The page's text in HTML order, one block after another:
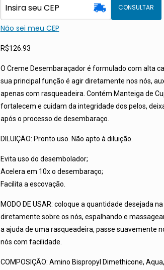
CONSULTAR
Não sei meu CEP
R$126.93
O Creme Desembaraçador é formulado com alta
sua principal função é agir diretamente nos nós,
apenas com rasqueadeira. Contém Manteiga de
fortalecem e cuidam da integridade dos pelos,
após o processo de desembaraço.
DILUIÇÃO: Pronto uso. Não apto à diluição.
Evita uso do desembolador;
Acelera em 10x o desembaraço;
Facilita a escovação.
MODO DE USAR: coloque a quantidade desejada
diretamente sobre os nós, espalhando e
a ajuda de uma rasqueadeira, passe suavemente
nós com facilidade.
COMPOSIÇÃO: Amino Bispropyl Dimethicone,